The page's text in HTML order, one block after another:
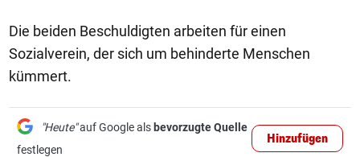
Die beiden Beschuldigten arbeiten für einen
Sozialverein, der sich um behinderte Menschen
kümmert.
"Heute"auf Google als bevorzugte Quelle
festlegen
Hinzufügen